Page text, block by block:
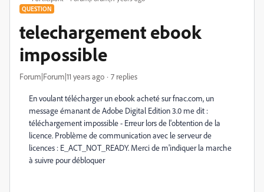
QUESTION
telechargement ebook
impossible
Forum|Forum|11 years ago 7 replies
En voulant télécharger un ebook acheté sur fnac.com, un
message émanant de Adobe Digital Edition 3.0 me dit :
téléchargement impossible - Erreur lors de l'obtention de la
licence. Problème de communication avec le serveur de
licences : E_ACT_NOT_READY. Merci de m'indiquer la marche
à suivre pour débloquer